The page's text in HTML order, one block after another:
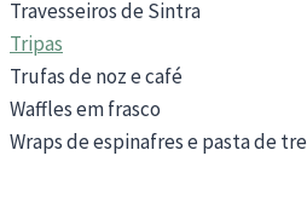
Travesseiros de Sintra
Tripas
Trufas de noz e café
Waffles em frasco
Wraps de espinafres e pasta de